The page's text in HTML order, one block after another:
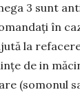
3 sunt
în
la
de in
(somonul